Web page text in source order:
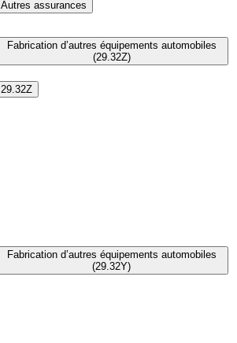
Autres assurances
Fabrication d’autres équipements automobiles
(29.32Z)
29.32Z
Fabrication d’autres équipements automobiles
(29.32Y)